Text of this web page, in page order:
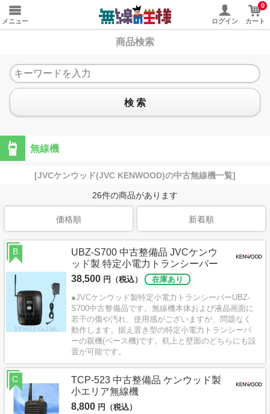
メニュー ログイン
0
カート
商品検索
検 索
無線機
[JVCケンウッド(JVC KENWOOD)の中古無線機一覧]
26件の商品があります
価格順 新着順
UBZ-S700 中古整備品 JVCケンウ
ッド製 特定小電力トランシーバー
38,500 円（税込）
在庫あり
●JVCケンウッド製特定小電力トランシーバーUBZ-
S700中古整備品です。無線機本体および液晶画面に
若干の傷や汚れ、使用感がございますが、問題なく
動作します。据え置き型の特定小電力トランシーバ
ーの親機(ベース機)です。机上と壁面のどちらにも設
置が可能です。
B
TCP-523 中古整備品 ケンウッド製
小エリア無線機
8,800 円（税込）
C